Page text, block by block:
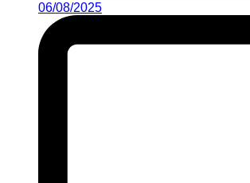
06/08/2025